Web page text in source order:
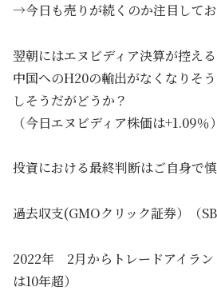
→今日も売りが続くのか注目してお
翌朝にはエヌビディア決算が控える
中国へのH20の輸出がなくなりそ
しそうだがどうか？
（今日エヌビディア株価は+1.09％）
投資における最終判断はご自身で
過去収支(GMOクリック証券）（
2022年 2月からトレードアイラン
は10年超）